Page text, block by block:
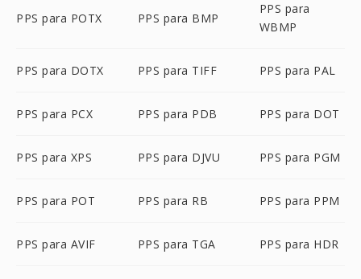
PPS para POTX PPS para BMP
PPS para
WBMP
PPS para DOTX PPS para TIFF PPS para PAL
PPS para PCX PPS para PDB PPS para DOT
PPS para XPS PPS para DJVU PPS para PGM
PPS para POT PPS para RB PPS para PPM
PPS para AVIF PPS para TGA PPS para HDR